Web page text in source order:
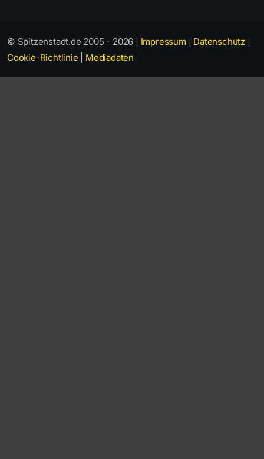
© Spitzenstadt.de 2005 - 2026 | Impressum Datenschutz
Cookie-Richtlinie
Mediadaten